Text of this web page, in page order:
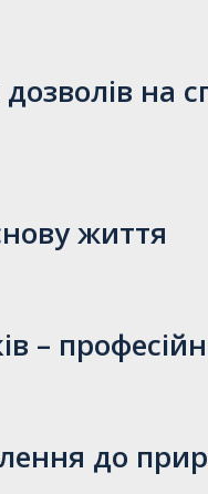
на
життя
–
до